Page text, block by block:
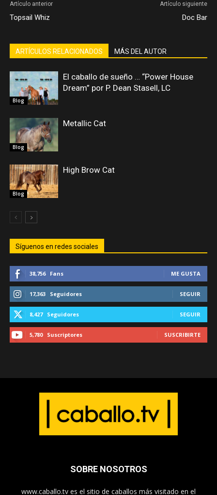
Artículo anterior
Topsail Whiz
Artículo siguiente
Doc Bar
ARTÍCULOS RELACIONADOS MÁS DEL AUTOR
Blog
El caballo de sueño … “Power House
Dream” por P. Dean Stasell, LC
Blog
Metallic Cat
Blog
High Brow Cat
Síguenos en redes sociales
38,756 Fans ME GUSTA
17,363 Seguidores SEGUIR
8,427 Seguidores SEGUIR
5,780 Suscriptores SUSCRIBIRTE
SOBRE NOSOTROS
www.caballo.tv es el sitio de caballos más visitado en el